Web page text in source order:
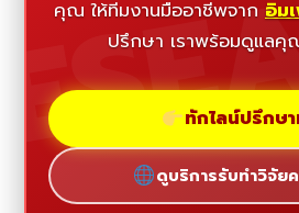
คุณ ให้ทีมงานมืออาชีพจาก อิม
ปรึกษา เราพร้อมดูแล
ทักไลน์ปรึกษ
ดูบริการรับทำวิจัย